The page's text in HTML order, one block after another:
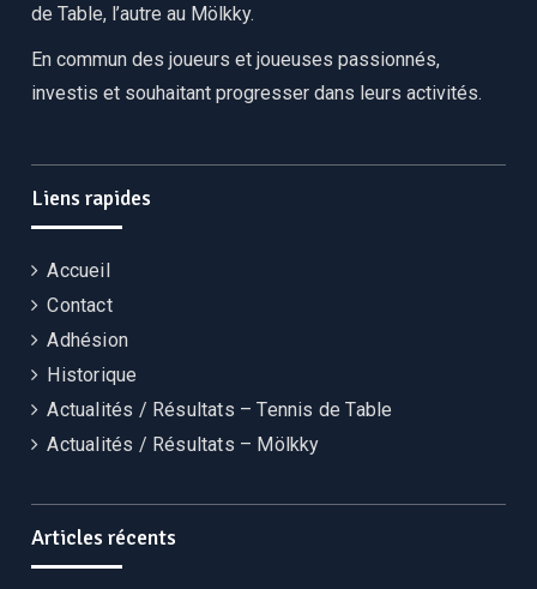
de Table, l’autre au Mölkky.
En commun des joueurs et joueuses passionnés,
investis et souhaitant progresser dans leurs activités.
Liens rapides
Accueil
Contact
Adhésion
Historique
Actualités / Résultats – Tennis de Table
Actualités / Résultats – Mölkky
Articles récents